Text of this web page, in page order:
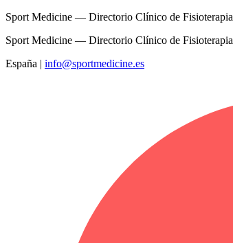
Sport Medicine — Directorio Clínico de Fisioterapia
Sport Medicine — Directorio Clínico de Fisioterapia
España | info@sportmedicine.es